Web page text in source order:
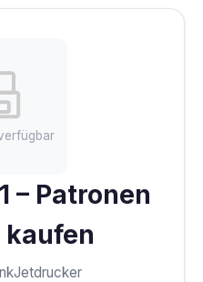
– Patronen